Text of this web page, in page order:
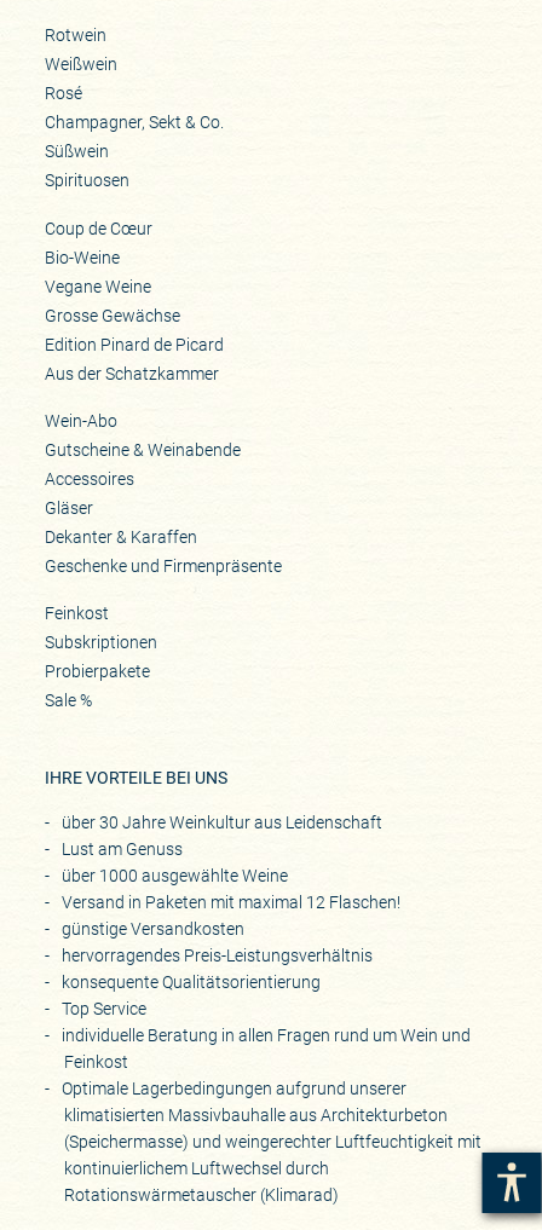
Rotwein
Weißwein
Rosé
Champagner, Sekt & Co.
Süßwein
Spirituosen
Coup de Cœur
Bio-Weine
Vegane Weine
Grosse Gewächse
Edition Pinard de Picard
Aus der Schatzkammer
Wein-Abo
Gutscheine & Weinabende
Accessoires
Gläser
Dekanter & Karaffen
Geschenke und Firmenpräsente
Feinkost
Subskriptionen
Probierpakete
Sale %
IHRE VORTEILE BEI UNS
über 30 Jahre Weinkultur aus Leidenschaft
Lust am Genuss
über 1000 ausgewählte Weine
Versand in Paketen mit maximal 12 Flaschen!
günstige Versandkosten
hervorragendes Preis-Leistungsverhältnis
konsequente Qualitätsorientierung
Top Service
individuelle Beratung in allen Fragen rund um Wein und
Feinkost
Optimale Lagerbedingungen aufgrund unserer
klimatisierten Massivbauhalle aus Architekturbeton
(Speichermasse) und weingerechter Luftfeuchtigkeit mit
kontinuierlichem Luftwechsel durch
Rotationswärmetauscher (Klimarad)